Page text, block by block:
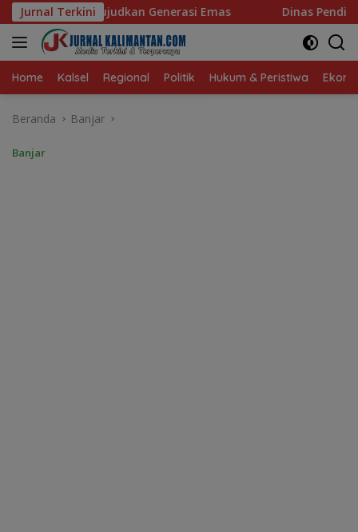
Langsung
ke
konten
Jurnal Terkini
Emas Dinas Pendidikan HST Bentuk 12 Tim
Home Kalsel Regional Politik Hukum & Peristiwa
Beranda Banjar
Banjar